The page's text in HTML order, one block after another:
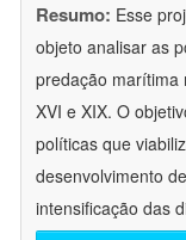
Resumo: Esse
objeto analisar as
predação marítima
XVI e XIX. O
políticas que
desenvolvimento
intensificação das